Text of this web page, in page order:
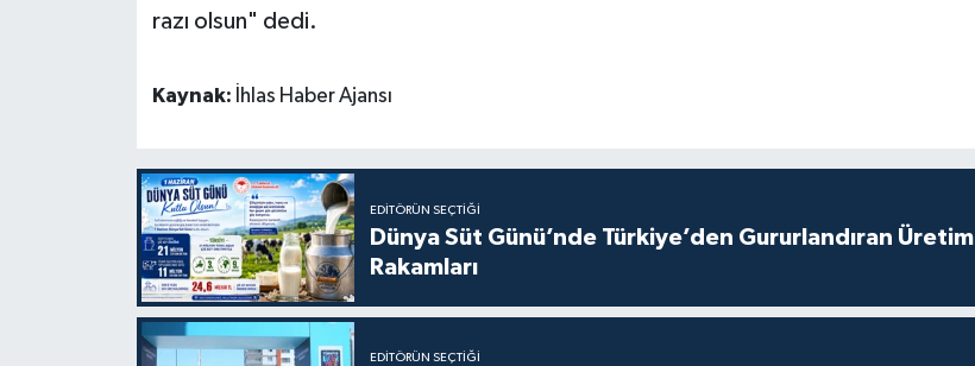
razı olsun" dedi.
Kaynak: İhlas Haber Ajansı
EDITÖRÜN SEÇTIĞI
Dünya Süt Günü’nde Türkiye’den Gururlandıran Üretim
Rakamları
EDITÖRÜN SEÇTIĞI